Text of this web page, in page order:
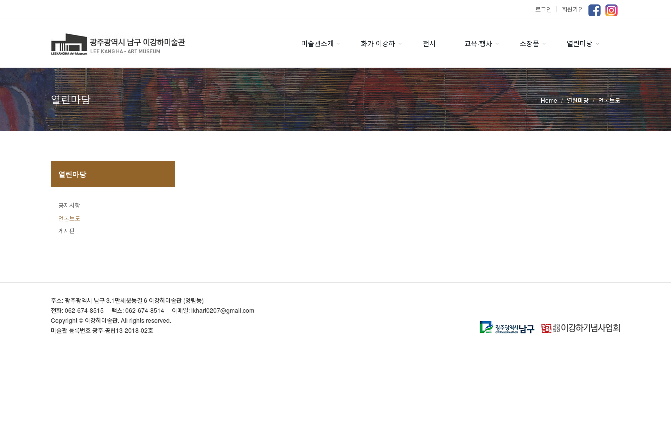
로그인 ｜ 회원가입
미술관소개 화가 이강하 전시 교육·행사 소장품 열린마당
열린마당 Home 열린마당 언론보도
열린마당
공지사항
언론보도
게시판
주소: 광주광역시 남구 3.1만세운동길 6 이강하미술관 (양림동)
전화: 062-674-8515
팩스: 062-674-8514
이메일: lkhart0207@gmail.com
Copyright © 이강하미술관. All rights reserved.
미술관 등록번호 광주·공립13-2018-02호